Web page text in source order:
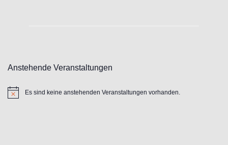
Anstehende Veranstaltungen
HinweisEs sind keine anstehenden Veranstaltungen vorhanden.